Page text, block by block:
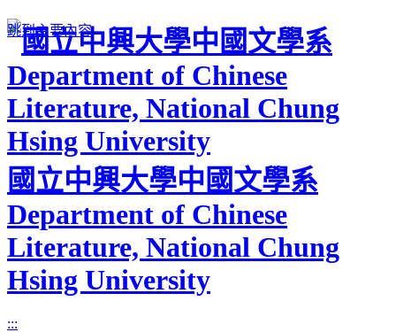
跳到主要內容
國立中興大學中國文學系
Department of Chinese
Literature, National Chung
Hsing University
:::